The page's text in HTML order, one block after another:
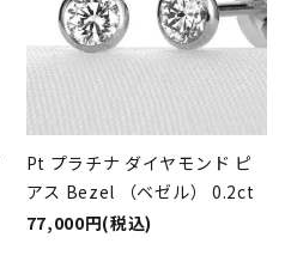
Pt プラチナ ダイヤモンド ピ
アス Bezel （ベゼル） 0.2ct
77,000円(税込)